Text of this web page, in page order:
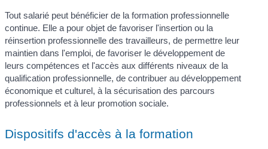
Tout salarié peut bénéficier de la formation professionnelle
continue. Elle a pour objet de favoriser l'insertion ou la
réinsertion professionnelle des travailleurs, de permettre leur
maintien dans l'emploi, de favoriser le développement de
leurs compétences et l'accès aux différents niveaux de la
qualification professionnelle, de contribuer au développement
économique et culturel, à la sécurisation des parcours
professionnels et à leur promotion sociale.
Dispositifs d'accès à la formation